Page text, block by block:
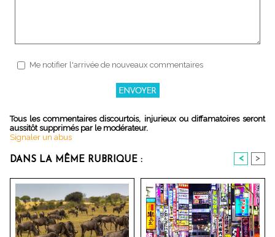
Me notifier l'arrivée de nouveaux commentaires
Tous les commentaires discourtois, injurieux ou diffamatoires seront
aussitôt supprimés par le modérateur.
Signaler un abus
DANS LA MÊME RUBRIQUE : < >